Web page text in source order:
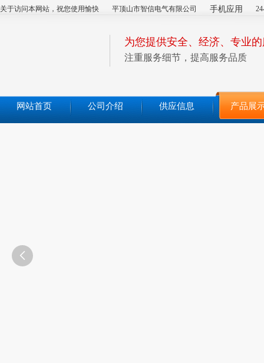
关于访问本网站，祝您使用愉快 平顶山市智信电气有限公司 手机应用
为您提供安全、经济、专业
注重服务细节，提高服务品质
网站首页 公司介绍 供应信息 产品展
